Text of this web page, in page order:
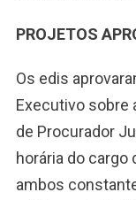
PROJETOS
Os edis
Executivo sobre
de Procurador
horária do cargo
ambos